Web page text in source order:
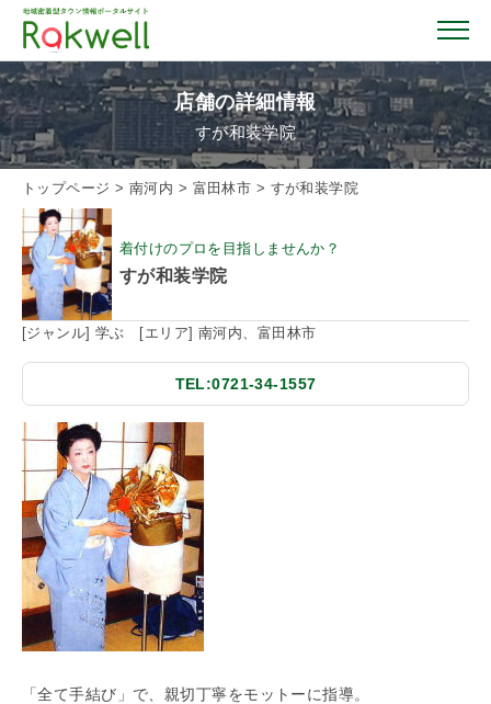
トップページ
お店を探す
イベント情報
クーポン情報
おすすめガイド
「らくうぇる。」は⼤阪 南河内の地域密着型ポータルサ
イト！ランチやディナーのクーポン、イベント、地域情報
が満載！
▲メニューを閉じる
店舗の詳細情報
すが和装学院
トップページ > 南河内 > 富田林市 > すが和装学院
着付けのプロを目指しませんか？
すが和装学院
[ジャンル] 学ぶ [エリア] 南河内、富田林市
TEL:0721-34-1557
「全て手結び」で、親切丁寧をモットーに指導。